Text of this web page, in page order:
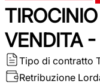
VENDITA
Tipo di contratto
Retribuzione